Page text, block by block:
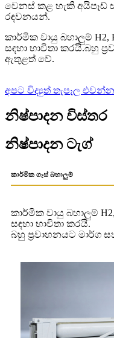
වෙනස් කළ හැකි අයිපෑඩ්
රඳවනයන්.
කාර්මික වායු බහාලුම් H2,
සඳහා භාවිතා කරයි.බහු
ඇතුළත් වේ.
අපට විද්‍යුත් තැපෑල එවන්න
නිෂ්පාදන විස්තර
නිෂ්පාදන ටැග්
කාර්මික ගෑස් බහාලුම්
කාර්මික වායු බහාලුම්
සඳහා භාවිතා කරයි.
බහු ප්‍රවාහනයට මාර්ග